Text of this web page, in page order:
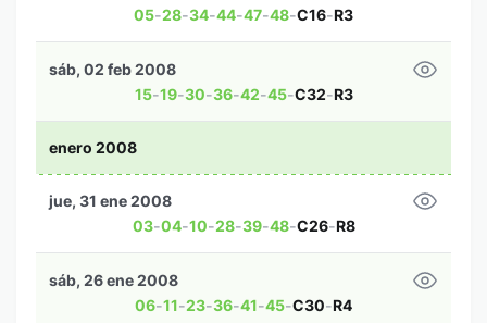
05-28-34-44-47-48-C16-R3
15-19-30-36-42-45-C32-R3
sáb, 02 feb 2008
enero 2008
03-04-10-28-39-48-C26-R8
jue, 31 ene 2008
06-11-23-36-41-45-C30-R4
sáb, 26 ene 2008